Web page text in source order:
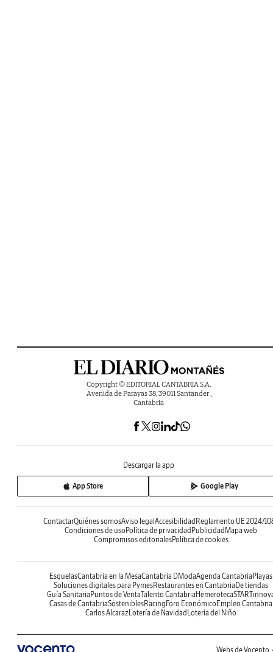
Copyright © EDITORIAL CANTABRIA S.A.
Avenida de Parayas 38, 39011 Santander ,
Cantabria
Descargar la app
App Store Google Play
ContactarQuiénes somosAviso legal Accesibilidad Reglamento UE 2024/
Condiciones de uso Política de privacidad Publicidad Mapa web
Compromisos editorialesPolítica de cookies
EsquelasCantabria en la MesaCantabria DModaAgenda Cantabria Playas
Soluciones digitales para PymesRestaurantes en Cantabria De tiendas
Guía Sanitaria Puntos de VentaTalento Cantabria Hemeroteca
Casas de CantabriaSosteniblesRacing Foro Económico Empleo Cantabria
Carlos Alcaraz Lotería de Navidad Lotería del Niño
Webs de Vocento